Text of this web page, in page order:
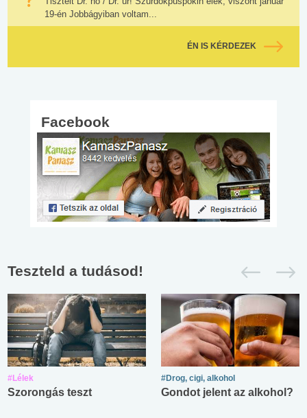
19-én Jobbágyiban voltam...
ÉN IS KÉRDEZEK
Facebook
Teszteld a tudásod!
#Lélek
Szorongás teszt
#Drog, cigi, alkohol
Gondot jelent az alkohol?